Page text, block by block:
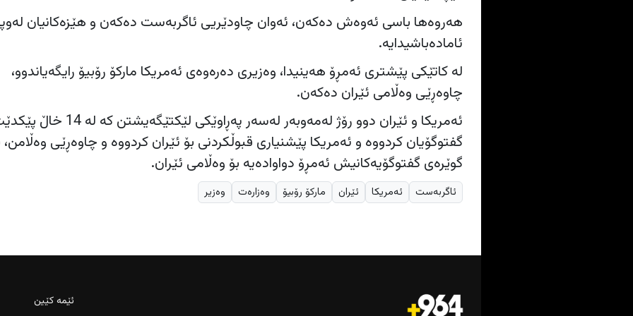
هەروەها باسی ئەوەش دەکەن، ئەوان چاودێریی ئاگربەست دەکەن و هێزەکانیان
ئامادەباشیدایە.
لە کاتێکی پێشتری ئەمڕۆ هەینیدا، وەزیری دەرەوەی ئەمریکا مارکۆ رۆبیۆ رایگەیاندوو،
چاوەڕێی وەڵامی ئێران دەکەن.
ئەمریکا و ئێران دوو رۆژ لەمەوبەر لەسەر پەڕاوێکی لێکتێگەیشتن کە لە
گفتوگۆیان کردووە و ئەمریکا پێشنیاری قبوڵکردنی بۆ ئێران کردووە و چاوەڕێی وەڵامن،
گوێرەی گفتوگۆیەکانیش ئەمڕۆ دواوادەیە بۆ وەڵامی ئێران.
ئاگربەست ئەمریکا ئێران مارکۆ رۆبیۆ وەزارەت وەزیر
ئێمە کێین